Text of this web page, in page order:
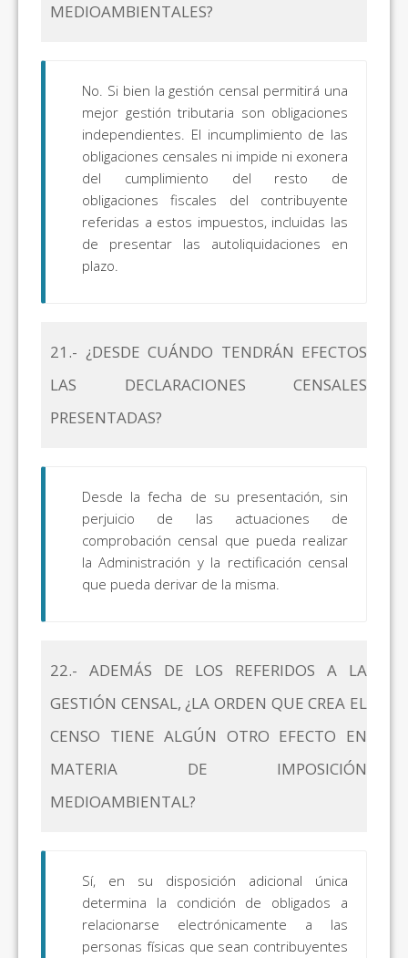
MEDIOAMBIENTALES?
No. Si bien la gestión censal permitirá una
mejor gestión tributaria son obligaciones
independientes. El incumplimiento de las
obligaciones censales ni impide ni exonera
del cumplimiento del resto de
obligaciones fiscales del contribuyente
referidas a estos impuestos, incluidas las
de presentar las autoliquidaciones en
plazo.
21.- ¿DESDE CUÁNDO TENDRÁN EFECTOS
LAS DECLARACIONES CENSALES
PRESENTADAS?
Desde la fecha de su presentación, sin
perjuicio de las actuaciones de
comprobación censal que pueda realizar
la Administración y la rectificación censal
que pueda derivar de la misma.
22.- ADEMÁS DE LOS REFERIDOS A LA
GESTIÓN CENSAL, ¿LA ORDEN QUE CREA EL
CENSO TIENE ALGÚN OTRO EFECTO EN
MATERIA DE IMPOSICIÓN
MEDIOAMBIENTAL?
Sí, en su disposición adicional única
determina la condición de obligados a
relacionarse electrónicamente a las
personas físicas que sean contribuyentes